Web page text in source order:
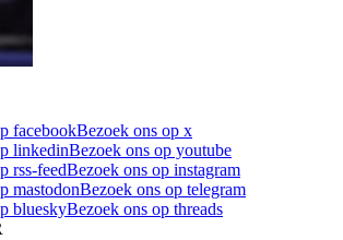
facebookBezoek ons op x
linkedinBezoek ons op youtube
rss-feedBezoek ons op instagram
mastodonBezoek ons op telegram
blueskyBezoek ons op threads